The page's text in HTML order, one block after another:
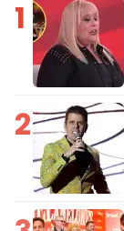
1
2